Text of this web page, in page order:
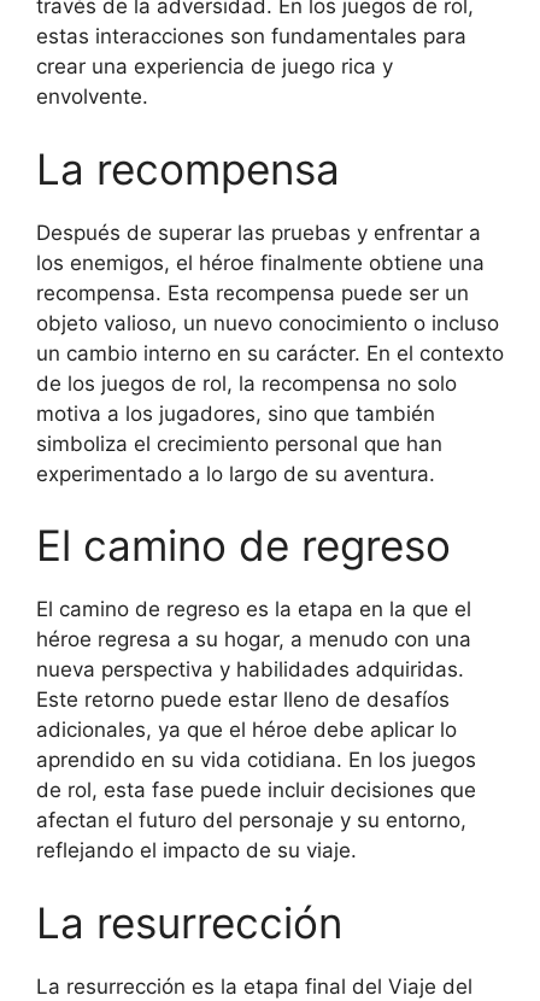
través de la adversidad. En los juegos de rol,
estas interacciones son fundamentales para
crear una experiencia de juego rica y
envolvente.
La recompensa
Después de superar las pruebas y enfrentar a
los enemigos, el héroe finalmente obtiene una
recompensa. Esta recompensa puede ser un
objeto valioso, un nuevo conocimiento o incluso
un cambio interno en su carácter. En el contexto
de los juegos de rol, la recompensa no solo
motiva a los jugadores, sino que también
simboliza el crecimiento personal que han
experimentado a lo largo de su aventura.
El camino de regreso
El camino de regreso es la etapa en la que el
héroe regresa a su hogar, a menudo con una
nueva perspectiva y habilidades adquiridas.
Este retorno puede estar lleno de desafíos
adicionales, ya que el héroe debe aplicar lo
aprendido en su vida cotidiana. En los juegos
de rol, esta fase puede incluir decisiones que
afectan el futuro del personaje y su entorno,
reflejando el impacto de su viaje.
La resurrección
La resurrección es la etapa final del Viaje del